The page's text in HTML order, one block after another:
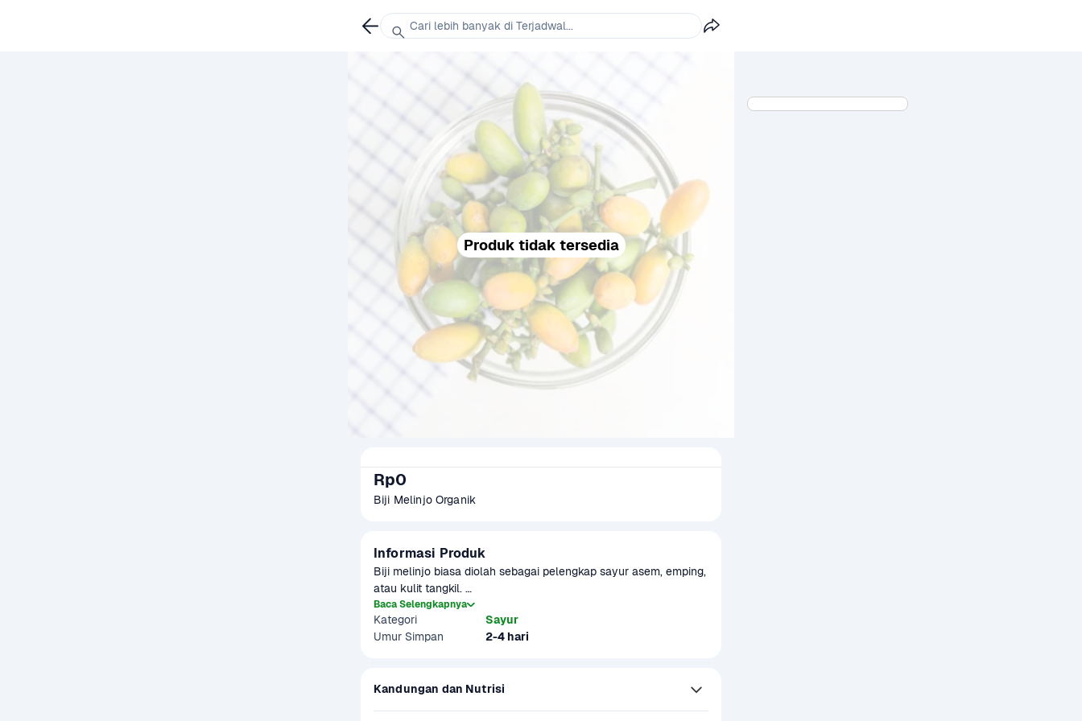
Produk tidak tersedia
Rp0
Biji Melinjo Organik
Informasi Produk
Biji melinjo biasa diolah sebagai pelengkap sayur asem, emping,
atau kulit tangkil.
Warna biji melinjo sangat beragam. Mulai dari hijau, kuning,
hingga merah tua atau ungu. Rasa biji melinjo cenderung pahit
Diolah secara organik, bebas dari zat kimia tambahan dan
Baca Selengkapnya
Kategori
Sayur
Umur Simpan
2-4 hari
Kandungan dan Nutrisi
Cari lebih banyak di Terjadwal...